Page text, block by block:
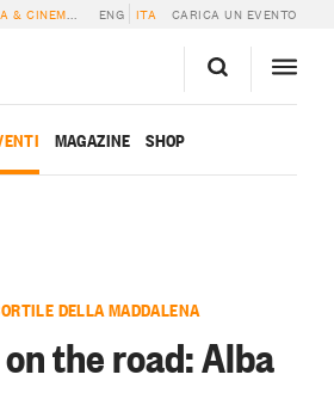
& CINEMA » MIRABILIA ON THE ROAD: ALBA
ENG ITA CARICA UN EVENTO
MAGAZINE SHOP
DELLA MADDALENA
the road: Alba